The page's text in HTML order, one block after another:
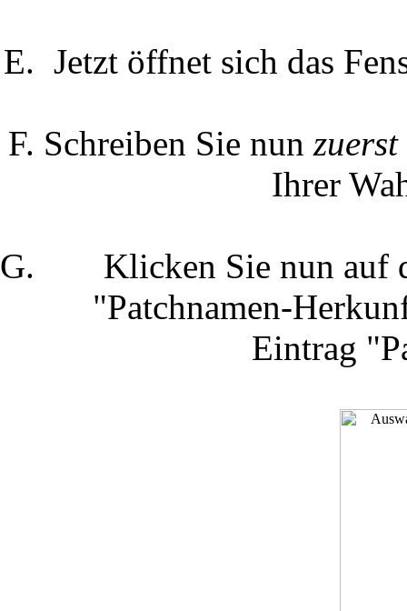
Jetzt öffnet sich das
Schreiben Sie nun zuerst
Ihrer
Klicken Sie nun auf
"Patchnamen-
Eintrag